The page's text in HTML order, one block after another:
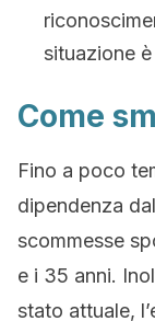
situazione
Come
Fino a poco
dipendenza
scommesse
e i 35 anni.
stato attuale,